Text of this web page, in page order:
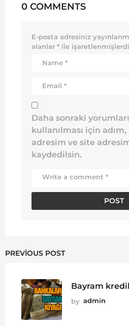
0 COMMENTS
E-posta adresiniz
alanlar * ile
Daha sonraki
kullanılması için
adresim ve site
kaydedilsin.
PREVIOUS POST
Bayram
by admin